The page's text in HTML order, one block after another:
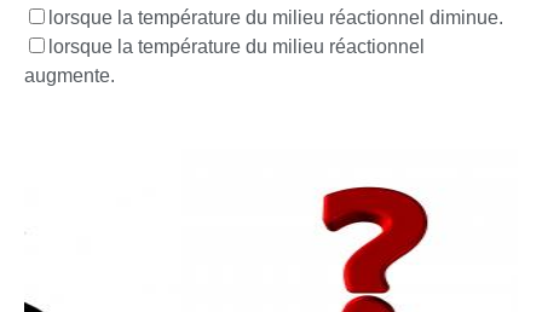
lorsque la température du milieu réactionnel diminue.
lorsque la température du milieu réactionnel
augmente.